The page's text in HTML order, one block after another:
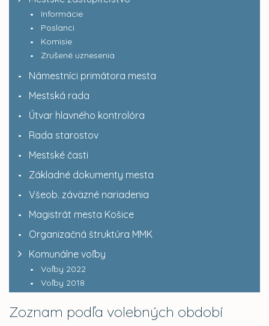
Informácie
Poslanci
Komisie
Zrušené uznesenia
Námestníci primátora mesta
Mestská rada
Útvar hlavného kontrolóra
Rada starostov
Mestské časti
Základné dokumenty mesta
Všeob. záväzné nariadenia
Magistrát mesta Košice
Organizačná štruktúra MMK
Komunálne voľby
Voľby 2022
Voľby 2018
Zoznam podľa volebných období